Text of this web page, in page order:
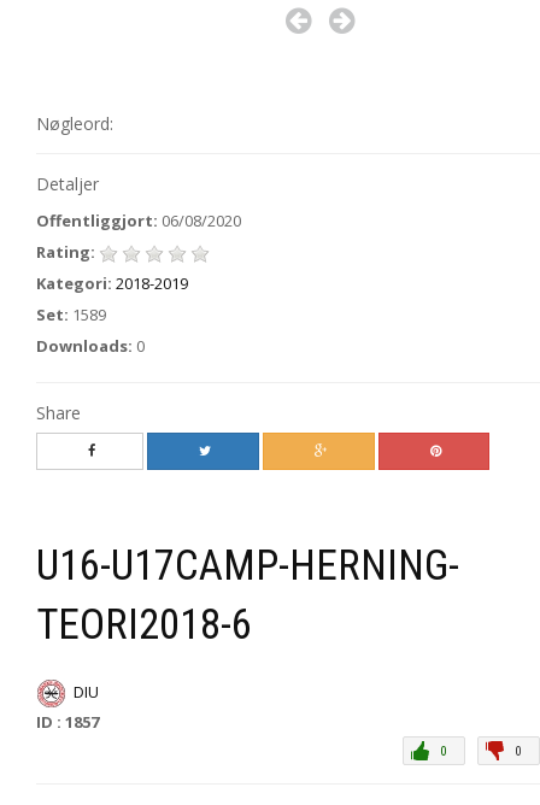
Nøgleord:
Detaljer
Offentliggjort: 06/08/2020
Rating:
Kategori: 2018-2019
Set: 1589
Downloads: 0
Share
U16-U17CAMP-HERNING-
TEORI2018-6
DIU
ID : 1857
0
0